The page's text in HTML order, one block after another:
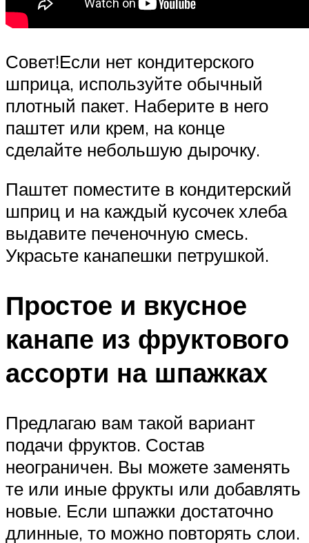
Совет!Если нет кондитерского
шприца, используйте обычный
плотный пакет. Наберите в него
паштет или крем, на конце
сделайте небольшую дырочку.
Паштет поместите в кондитерский
шприц и на каждый кусочек хлеба
выдавите печеночную смесь.
Украсьте канапешки петрушкой.
Простое и вкусное
канапе из фруктового
ассорти на шпажках
Предлагаю вам такой вариант
подачи фруктов. Состав
неограничен. Вы можете заменять
те или иные фрукты или добавлять
новые. Если шпажки достаточно
длинные, то можно повторять слои.